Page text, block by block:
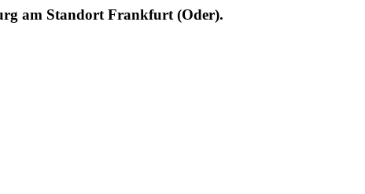
am Standort Frankfurt (Oder).